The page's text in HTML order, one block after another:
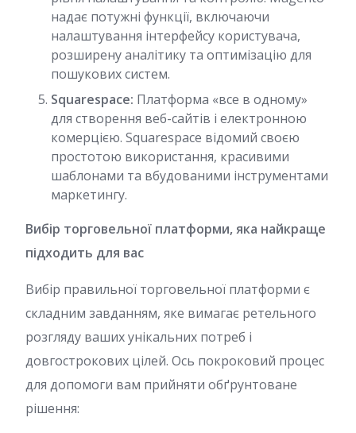
надає потужні функції, включаючи
налаштування інтерфейсу користувача,
розширену аналітику та оптимізацію для
пошукових систем.
Squarespace: Платформа «все в одному»
для створення веб-сайтів і електронною
комерцією. Squarespace відомий своєю
простотою використання, красивими
шаблонами та вбудованими інструментами
маркетингу.
Вибір торговельної платформи, яка найкраще
підходить для вас
Вибір правильної торговельної платформи є
складним завданням, яке вимагає ретельного
розгляду ваших унікальних потреб і
довгострокових цілей. Ось покроковий процес
для допомоги вам прийняти обґрунтоване
рішення: